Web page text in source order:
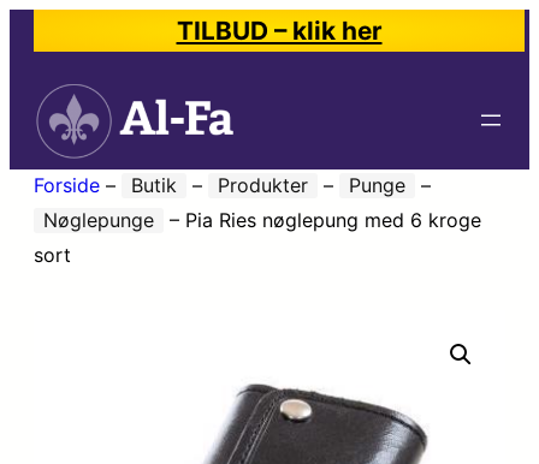
TILBUD – klik her
Forside – Butik – Produkter – Punge
–
Nøglepunge
– Pia Ries nøglepung med 6 kroge
sort